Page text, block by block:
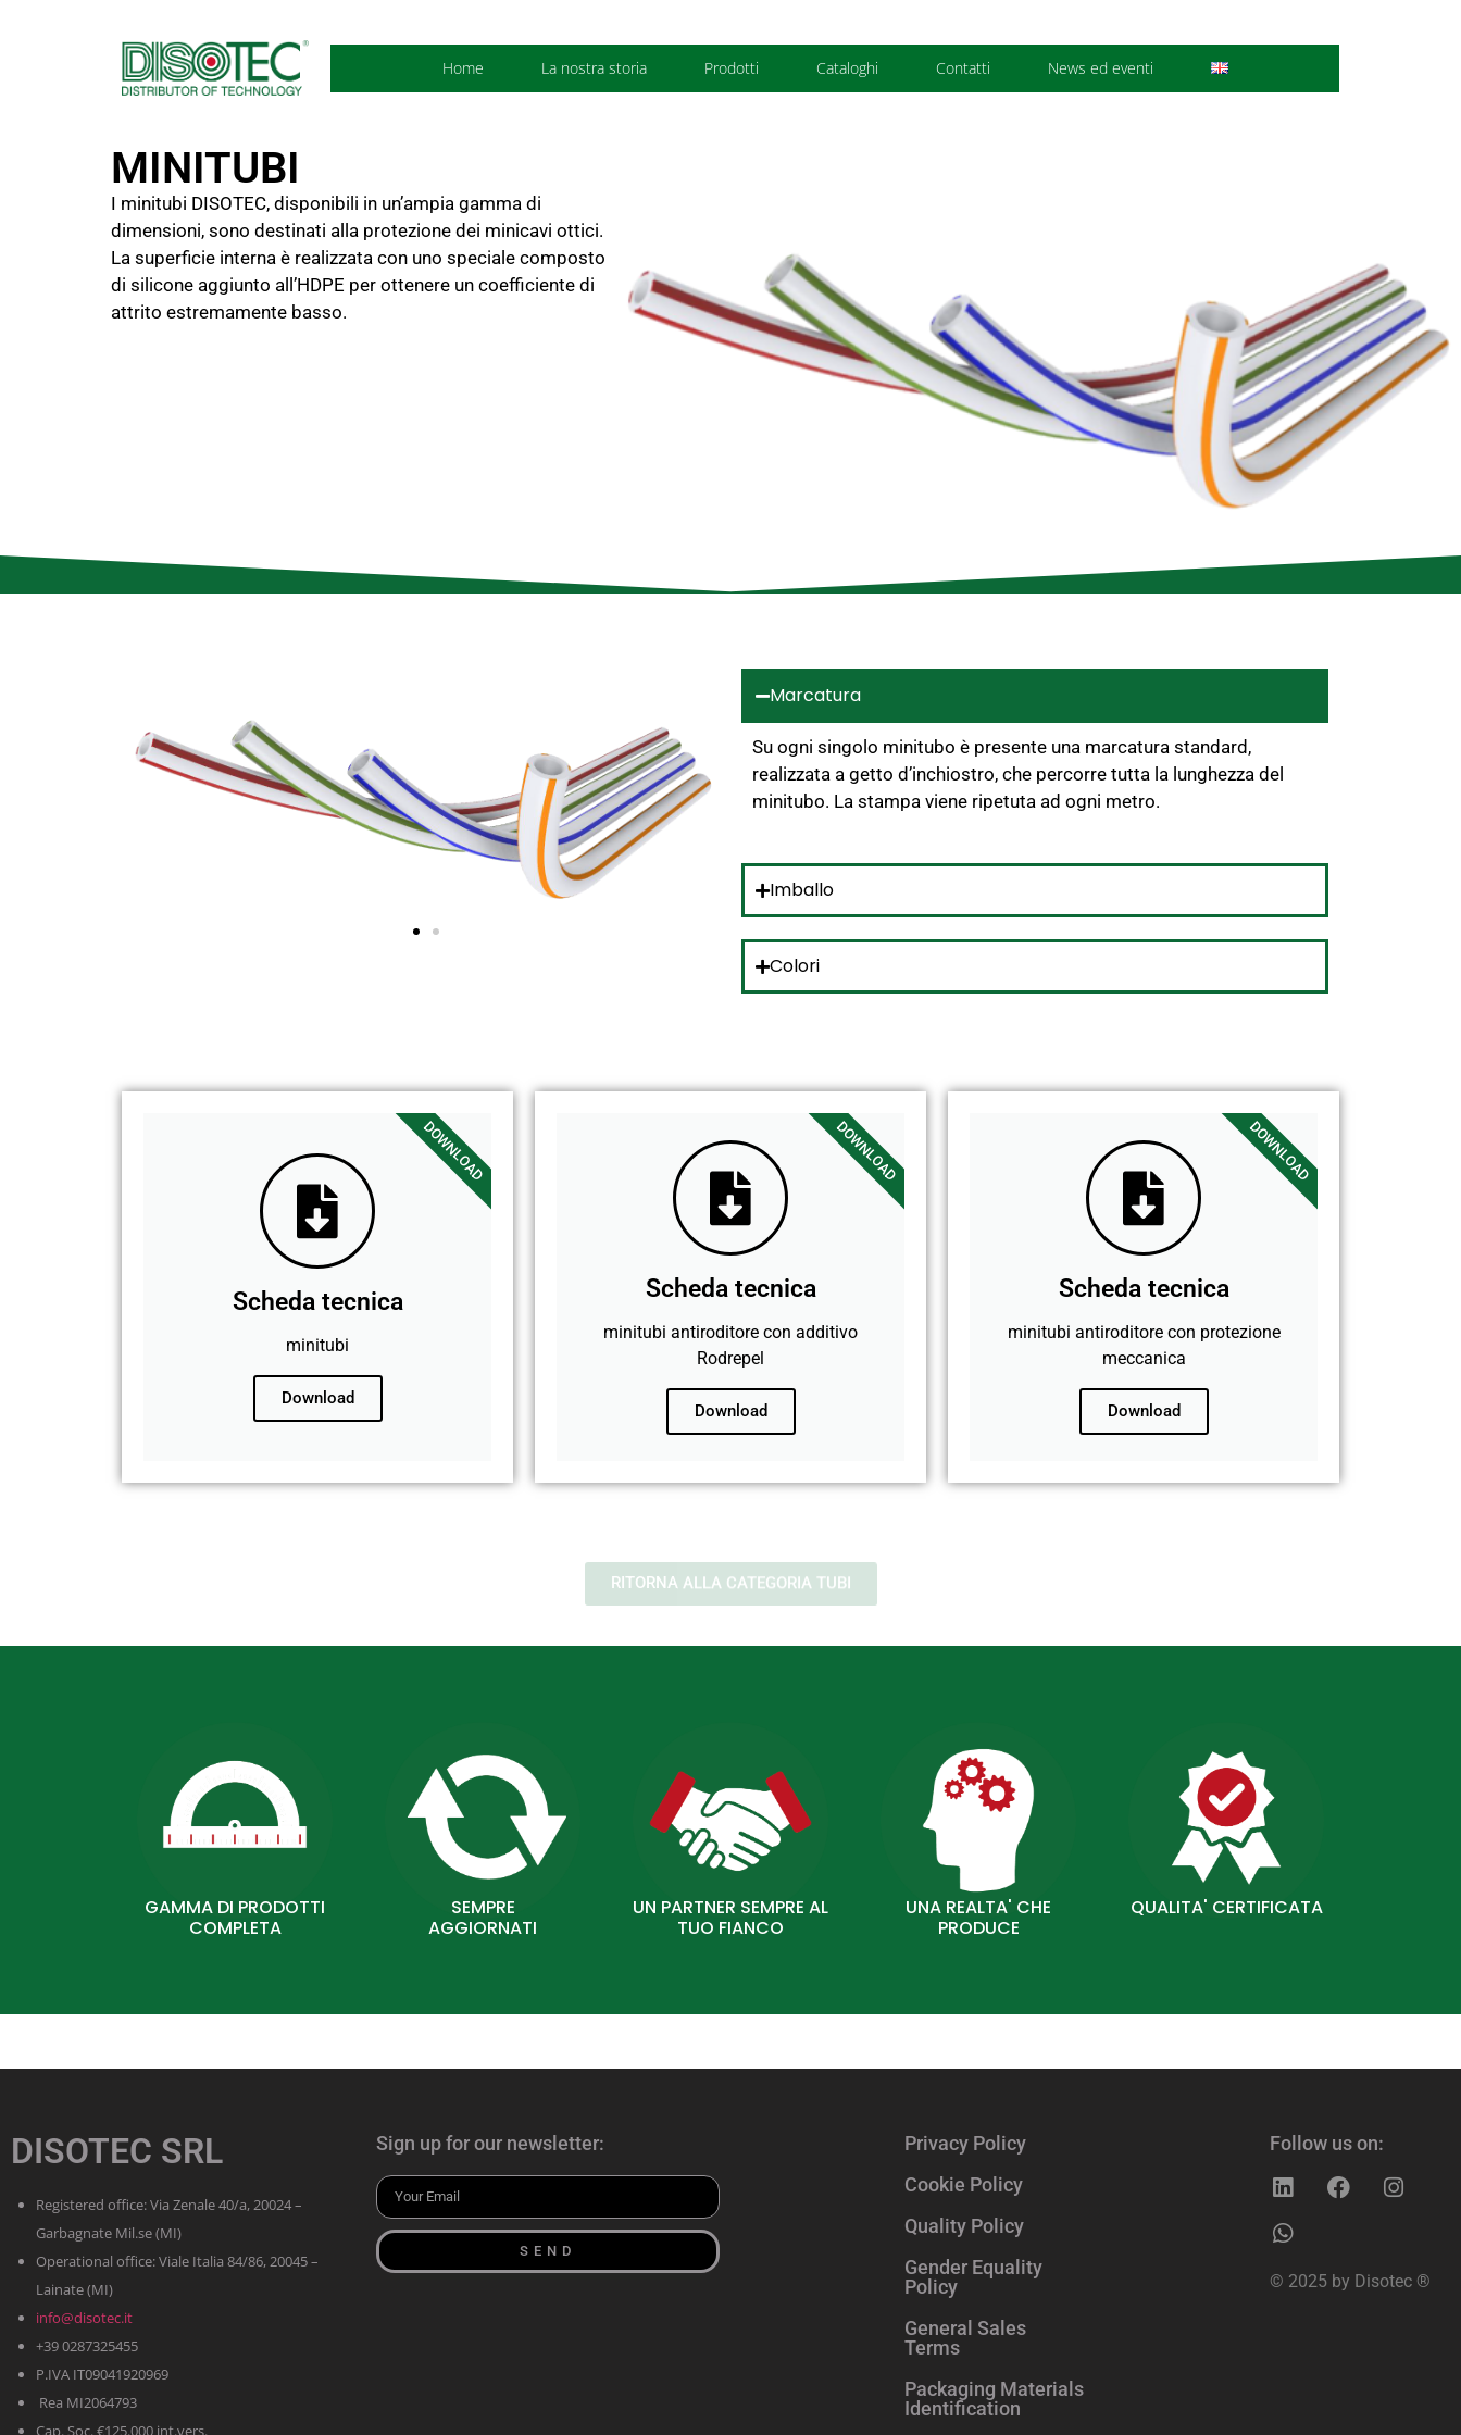
Home La nostra storia Prodotti Cataloghi Contatti News ed eventi
MINITUBI
I minitubi DISOTEC, disponibili in un’ampia gamma di
dimensioni, sono destinati alla protezione dei minicavi ottici.
La superficie interna è realizzata con uno speciale composto
di silicone aggiunto all’HDPE per ottenere un coefficiente di
attrito estremamente basso.
Marcatura
Su ogni singolo minitubo è presente una marcatura standard,
realizzata a getto d’inchiostro, che percorre tutta la lunghezza del
minitubo. La stampa viene ripetuta ad ogni metro.
Imballo
Colori
Scheda tecnica
minitubi
Download
DOWNLOAD
Scheda tecnica
minitubi antiroditore con additivo
Rodrepel
Download
DOWNLOAD
Scheda tecnica
minitubi antiroditore con protezione
meccanica
Download
DOWNLOAD
RITORNA ALLA CATEGORIA TUBI
GAMMA DI PRODOTTI
COMPLETA
SEMPRE
AGGIORNATI
UN PARTNER SEMPRE AL
TUO FIANCO
UNA REALTA' CHE
PRODUCE
QUALITA' CERTIFICATA
DISOTEC SRL
Registered office: Via Zenale 40/a, 20024 –
Garbagnate Mil.se (MI)
Operational office: Viale Italia 84/86, 20045 –
Lainate (MI)
info@disotec.it
+39 0287325455
P.IVA IT09041920969
Rea MI2064793
Cap. Soc. €125.000 int.vers.
Sign up for our newsletter:
SEND
Privacy Policy
Cookie Policy
Quality Policy
Gender Equality
Policy
General Sales
Terms
Packaging Materials
Identification
Follow us on:
© 2025 by Disotec ®